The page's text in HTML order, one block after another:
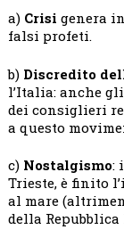
a) Crisi genera
falsi profeti.
b)Discredito
l’Italia: anche
dei consiglieri
a questo
c) Nostalgismo:
Trieste, è finito
al mare
della